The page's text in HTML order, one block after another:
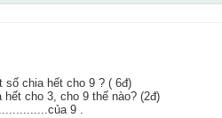
số chia hết cho 9 ? ( 6đ)
cho 3, cho 9 thế nào? (2đ)
9 .